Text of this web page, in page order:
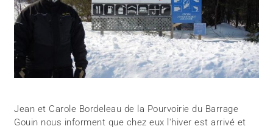
Jean et Carole Bordeleau de la Pourvoirie du Barrage
Gouin nous informent que chez eux l'hiver est arrivé et